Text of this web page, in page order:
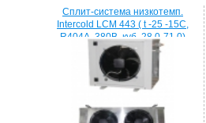
Сплит-система низкотемп.
Intercold LCM 443 ( t -25 -15C,
R404A, 380В, куб. 28,0-71,0)